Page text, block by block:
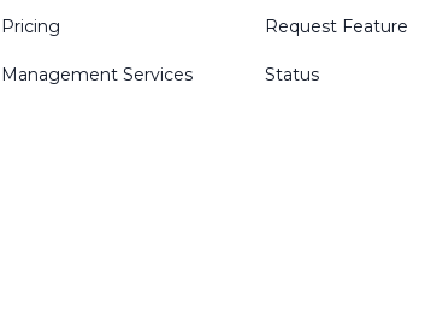
Pricing
Management Services
Request Feature
Status